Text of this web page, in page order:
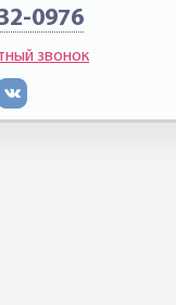
0976
звонок